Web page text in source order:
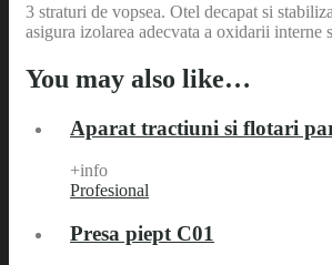
3 straturi de vopsea. Otel decapat si
asigura izolarea adecvata a oxidarii interne
You may also like…
Aparat tractiuni si flotari
+info
Profesional
Presa piept C01